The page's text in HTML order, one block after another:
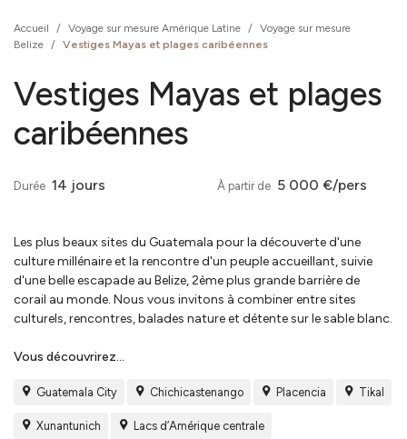
Accueil / Voyage sur mesure Amérique Latine / Voyage sur mesure
Belize / Vestiges Mayas et plages caribéennes
Vestiges Mayas et plages
caribéennes
Durée 14 jours À partir de 5 000 €/pers
Les plus beaux sites du Guatemala pour la découverte d'une
culture millénaire et la rencontre d'un peuple accueillant, suivie
d'une belle escapade au Belize, 2ème plus grande barrière de
corail au monde. Nous vous invitons à combiner entre sites
culturels, rencontres, balades nature et détente sur le sable blanc.
Vous découvrirez...
Guatemala City Chichicastenango Placencia Tikal
Xunantunich Lacs d’Amérique centrale